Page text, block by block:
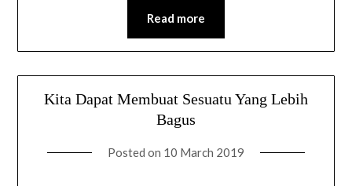
Read more
Kita Dapat Membuat Sesuatu Yang Lebih
Bagus
Posted on 10 March 2019